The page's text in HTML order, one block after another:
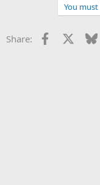
You
Share: Facebook